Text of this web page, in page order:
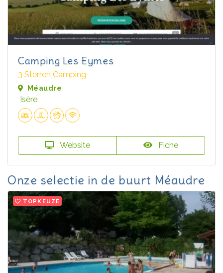
Camping Les Eymes
3 Sterren Camping
Méaudre
Isère
Website Fiche
Onze selectie in de buurt Méaudre
TOPKEUZE